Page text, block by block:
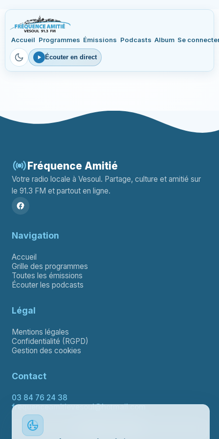
Accueil Programmes Émissions Podcasts Album Se
Écouter en direct
Fréquence Amitié
Votre radio locale à Vesoul. Partage, culture et amitié sur
le 91.3 FM et partout en ligne.
Navigation
Accueil
Grille des programmes
Toutes les émissions
Écouter les podcasts
Légal
Mentions légales
Confidentialité (RGPD)
Gestion des cookies
Contact
03 84 76 24 38
frequenceamitievesoul@hotmail.com